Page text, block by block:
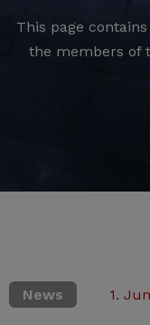
This page
the members of
News 1.